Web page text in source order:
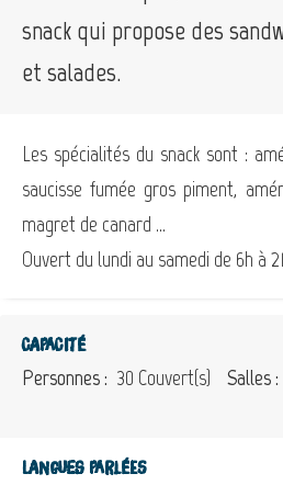
snack qui propose des
et salades.
Les spécialités du snack sont :
saucisse fumée gros piment,
magret de canard ...
Ouvert du lundi au samedi de 6h à
Capacité
Personnes : 30 Couvert(s) Salles :
Langues parlées